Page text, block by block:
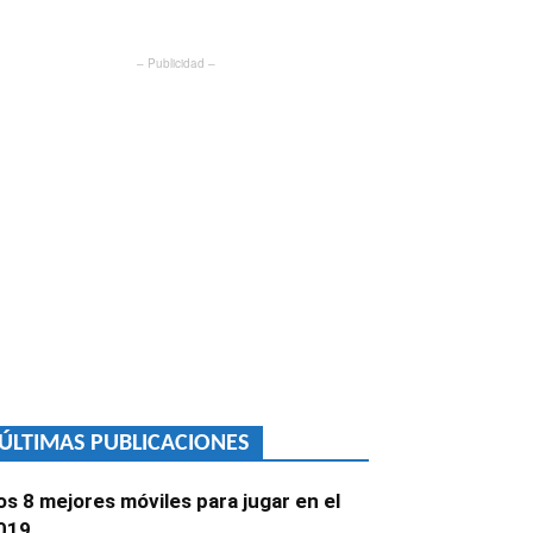
– Publicidad –
PUBLICACIONES
8 mejores móviles para jugar en el